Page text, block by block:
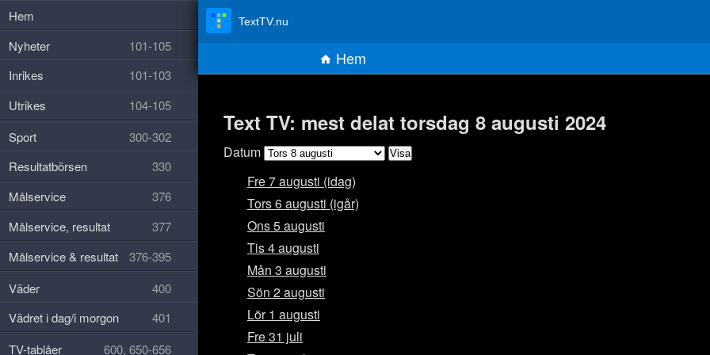
Text TV: mest delat torsdag 8 augusti 2024
Datum
Fre 7 augusti (idag)
Tors 6 augusti (igår)
Ons 5 augusti
Tis 4 augusti
Mån 3 augusti
Sön 2 augusti
Lör 1 augusti
Fre 31 juli
TextTV.nu
Hem
Hem
Nyheter
101-105
Inrikes
101-103
Utrikes
104-105
Sport
300-302
Resultatbörsen
330
Målservice
376
Målservice, resultat
377
Målservice & resultat
376-395
Väder
400
Vädret i dag/i morgon
401
TV-tablåer
600, 650-656